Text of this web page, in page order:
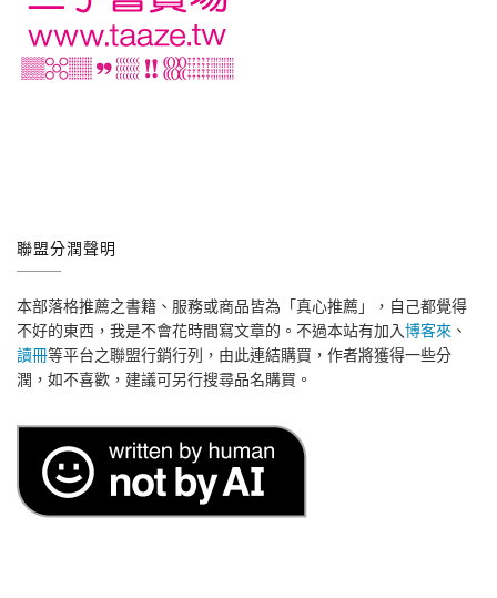
聯盟分潤聲明
本部落格推薦之書籍、服務或商品皆為「真心推薦」，自己都覺得
不好的東西，我是不會花時間寫文章的。不過本站有加入博客來 、
讀冊等平台之聯盟行銷行列，由此連結購買，作者將獲得一些分
潤，如不喜歡，建議可另行搜尋品名購買。